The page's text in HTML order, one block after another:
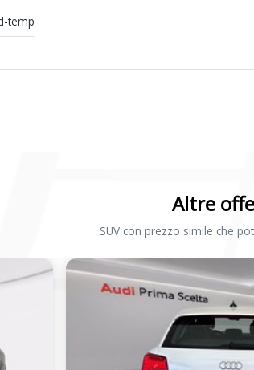
temp
Altre
SUV con prezzo simile che